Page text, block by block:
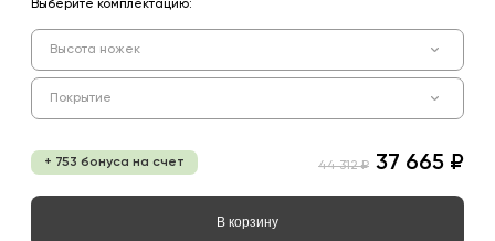
Выберите комплектацию:
Высота ножек
Покрытие
+ 753 бонуса на счет 44 312 ₽ 37 665 ₽
В корзину